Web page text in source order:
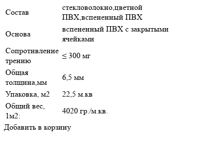
Состав
стекловолокно,цветной
ПВХ,вспененный ПВХ
Основа
вспененный ПВХ с закрытыми
ячейками
Сопротивление
трению
≤ 300 мг
Общая
толщина,мм
6,5 мм
Упаковка, м2
22,5 м.кв
Общий вес,
1м2:
4020 гр./м.кв.
Добавить в корзину